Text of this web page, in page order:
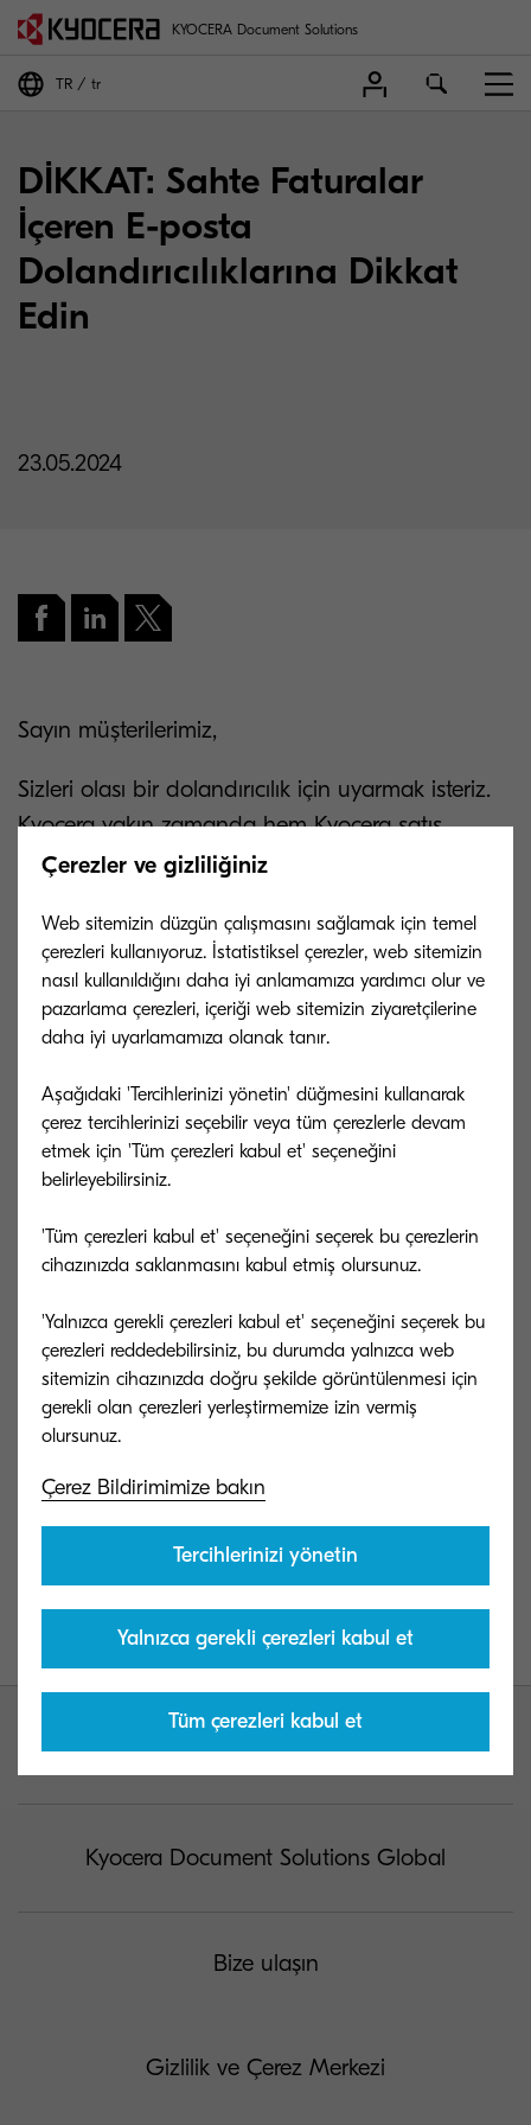
KYOCERA Document Solutions
TR tr
DİKKAT: Sahte Faturalar
İçeren E-posta
Dolandırıcılıklarına Dikkat
Edin
23.05.2024
Sayın müşterilerimiz,
Sizleri olası bir dolandırıcılık için uyarmak isteriz.
Kyocera yakın zamanda hem Kyocera satış
temsilcisi hem de Direktör kılığına giren
faturaları öğrendi.
Dolandırıcılar, meşru Kyocera e-posta adreslerine
çok benzeyen sahte e-posta alan adlarını
müşterilerden Kyocera ile yapılan işlemlerin
ayrıntılı bilgilerini istemeye ve onları sahte bir
hesaba ödeme yapmaya ikna etmeye çalıştı.
"Kyocera'dan" olduğu iddia edilen, özellikle de
tanımadığınız bir e-posta adresinden veya alan
kullanan veya Kyocera adını başka bir
terminolojiyle birleştiren ekler içeren şüpheli
faturalar alırsanız, lütfen bunları dikkate almayın
ve doğrulanmış bir iletişim kanalı kullanarak bizi
derhal bilgilendirin.
amacıyla, adresin kayıtlı adla eşleştiğinden emin
olmak amacıyla imleci gönderenin adının üzerine
getirmeniz önerilir.
Kyocera Document Solutions Global
Bize ulaşın
Gizlilik ve Çerez Merkezi
Çerezler ve gizliliğiniz
Web sitemizin düzgün çalışmasını sağlamak için temel
çerezleri kullanıyoruz. İstatistiksel çerezler, web sitemizin
nasıl kullanıldığını daha iyi anlamamıza yardımcı olur ve
pazarlama çerezleri, içeriği web sitemizin ziyaretçilerine
daha iyi uyarlamamıza olanak tanır.
Aşağıdaki 'Tercihlerinizi yönetin' düğmesini kullanarak
çerez tercihlerinizi seçebilir veya tüm çerezlerle devam
etmek için 'Tüm çerezleri kabul et' seçeneğini
belirleyebilirsiniz.
'Tüm çerezleri kabul et' seçeneğini seçerek bu çerezlerin
cihazınızda saklanmasını kabul etmiş olursunuz.
'Yalnızca gerekli çerezleri kabul et' seçeneğini seçerek bu
çerezleri reddedebilirsiniz, bu durumda yalnızca web
sitemizin cihazınızda doğru şekilde görüntülenmesi için
gerekli olan çerezleri yerleştirmemize izin vermiş
Çerez Bildirimimize bakın
Tercihlerinizi yönetin
Yalnızca gerekli çerezleri kabul et
Tüm çerezleri kabul et